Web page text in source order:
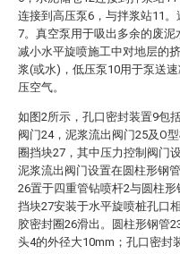
连接到高压泵6，与拌浆站11
7。真空泵用于吸出多余的废
减小水平旋喷施工中对地层的
浆(或水)，低压泵10用于泵送
压空气。
如图2所示，孔口密封装置9包
阀门24，泥浆流出阀门25及O
圈挡块27，其中压力控制阀门
泥浆流出阀门设置在圆柱形钢
26置于四重管钻喷杆2与圆柱
挡块27安装于水平旋喷桩孔口
胶密封圈26滑出。圆柱形钢管
头4的外径大10mm；孔口密封